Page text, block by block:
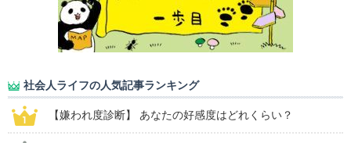
社会人ライフの人気記事ランキング
【嫌われ度診断】 あなたの好感度はどれくらい？